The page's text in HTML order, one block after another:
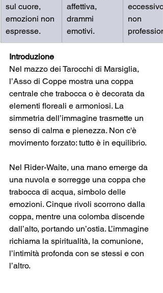
sul cuore,
emozioni non
espresse.
affettiva,
drammi
emotivi.
non
Introduzione
Nel mazzo dei Tarocchi di Marsiglia,
l’Asso di Coppe mostra una coppa
centrale che trabocca o è decorata da
elementi floreali e armoniosi. La
simmetria dell’immagine trasmette un
senso di calma e pienezza. Non c'è
movimento forzato: tutto è in equilibrio.
Nel Rider-Waite, una mano emerge da
una nuvola e sorregge una coppa che
trabocca di acqua, simbolo delle
emozioni. Cinque rivoli scorrono dalla
coppa, mentre una colomba discende
dall’alto, portando un’ostia. L’immagine
richiama la spiritualità, la comunione,
l’intimità profonda con se stessi e con
l’altro.